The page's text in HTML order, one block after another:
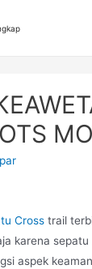
Cross trail
karena
aspek